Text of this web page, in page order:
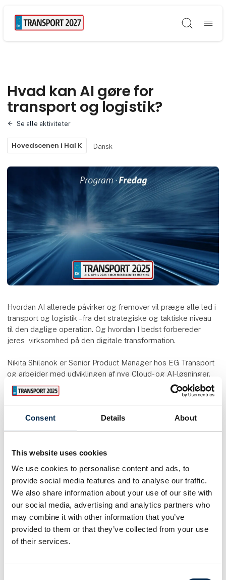
Consent Details About
This website uses cookies
We use cookies to personalise content and ads, to
provide social media features and to analyse our traffic.
We also share information about your use of our site with
our social media, advertising and analytics partners who
may combine it with other information that you’ve
provided to them or that they’ve collected from your use
of their services.
Søg
Hvad kan AI gøre for
transport og logistik?
Se alle aktiviteter
Hovedscenen i Hal K Dansk
Hvordan AI allerede påvirker og fremover vil præge alle led i
transport og logistik – fra det strategiske og taktiske niveau
til den daglige operation. Og hvordan I bedst forbereder
jeres virksomhed på den digitale transformation.
Nikita Shilenok er Senior Product Manager hos EG Transport
og arbejder med udviklingen af nye Cloud- og AI-løsninger.
Som et relativt nyt ansigt hos EG blev han for nylig hyret for
at tilføre transportbranchen et frisk perspektiv og øget
tempo med udgangspunkt i sin solide erfaring fra andre
industrier og større danske startups.
Nikita Shilenok
Senior Product Manager
EG Transport